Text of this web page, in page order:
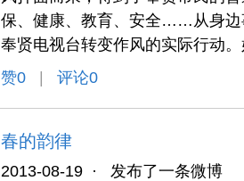
保、健康、教育、安全……从身边
奉贤电视台转变作风的实际行动
赞0 评论0
春的韵律
2013-08-19 ·
发布了一条微博